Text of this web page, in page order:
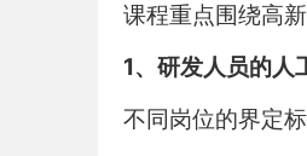
课程重点围绕高
1、研发人员的人
不同岗位的界定